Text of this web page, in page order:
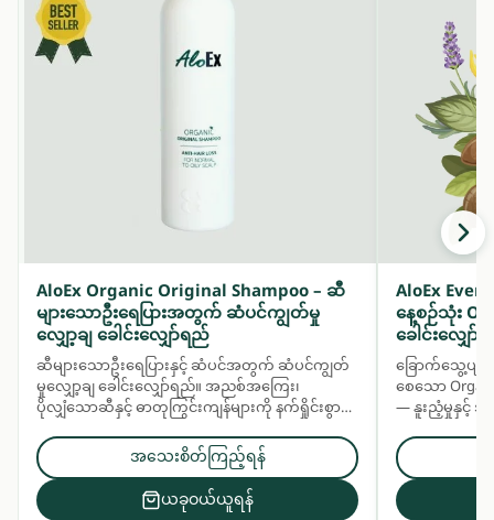
AloEx Organic Original Shampoo – ဆီ
များသောဦးရေပြားအတွက် ဆံပင်ကျွတ်မှု
လျှော့ချ ခေါင်းလျှော်ရည်
ဆီများသောဦးရေပြားနှင့် ဆံပင်အတွက် ဆံပင်ကျွတ်
မှုလျှော့ချ ခေါင်းလျှော်ရည်။ အညစ်အကြေး၊
ပိုလျှံသောဆီနှင့် ဓာတုကြွင်းကျန်များကို နက်ရှိုင်းစွာ
ဦးရေပြားနှင့် ဆံပင်ကို အာဟာရဖြည့်ပေးသည်။
အသေးစိတ်ကြည့်ရန်
ယခုဝယ်ယူရန်
AloEx
နေ့စဉ်သုံး
ခေါင်းလျှော်
ခြောက်သွေ့ပ
စေသော
— နူးညံ့မှုနှင့်
ပေးသည်။ ဆံပင်
အတွက် နေ့စဉ်